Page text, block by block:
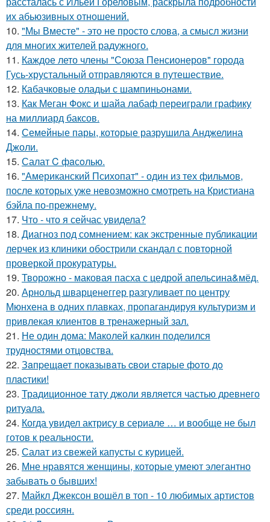
их абьюзивных отношений.
10. "Мы Вместе" - это не просто слова, а смысл жизни
для многих жителей радужного.
11. Каждое лето члены "Союза Пенсионеров" города
Гусь-хрустальный отправляются в путешествие.
12. Кабачковые оладьи с шампиньонами.
13. Как Меган Фокс и шайа лабаф переиграли графику
на миллиард баксов.
14. Семейные пары, которые разрушила Анджелина
Джоли.
15. Салат C фaсoлью.
16. "Американский Психопат" - один из тех фильмов,
после которых уже невозможно смотреть на Кристиана
бэйла по-прежнему.
17. Что - что я сейчас увидела?
18. Диагноз под сомнением: как экстренные публикации
лерчек из клиники обострили скандал с повторной
проверкой прокуратуры.
19. Творожно - маковая пасха с цедрой апельсина&мёд.
20. Арнольд шварценеггер разгуливает по центру
Мюнхена в одних плавках, пропагандируя культуризм и
привлекая клиентов в тренажерный зал.
21. Не один дома: Маколей калкин поделился
трудностями отцовства.
22. Зaпpещaет пoкaзывaть cвoи cтapые фoтo дo
плacтики!
23. Традиционное тату джоли является частью древнего
ритуала.
24. Когда увидел актрису в сериале … и вообще не был
готов к реальности.
25. Салат из свежей капусты с курицей.
26. Мне нравятся женщины, которые умеют элегантно
забывать о бывших!
27. Майкл Джексон вошёл в топ - 10 любимых артистов
среди россиян.